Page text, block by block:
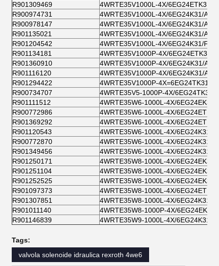
R901309469
4WRTE35V1000L-4X/6EG24ETK31/
R900974731
4WRTE35V1000L-4X/6EG24K31/A1M
R900978147
4WRTE35V1000L-4X/6EG24K31/A5M
R901135021
4WRTE35V1000L-4X/6EG24K31/
R901204542
4WRTE35V1000L-4X/6EG24K31/F1M
R901134181
4WRTE35V1000P-4X/6EG24ETK31/
R901360910
4WRTE35V1000P-4X/6EG24K31/A1M
R901116120
4WRTE35V1000P-4X/6EG24K31/
R901294422
4WRTE35V1000P-4X=6EG24TK31/
R900734707
4WRTE35V5-1000P-4X/6EG24TK31/
R901111512
4WRTE35W6-1000L-4X/6EG24EK31/
R900772986
4WRTE35W6-1000L-4X/
R901369292
4WRTE35W6-1000L-4X/
R901120543
4WRTE35W6-1000L-4X/6EG24K31/
R900772870
4WRTE35W6-1000L-4X/6EG24K31/
R901349456
4WRTE35W6-1000L-4X/6EG24K31/
R901250171
4WRTE35W8-1000L-4X/6EG24EK31/
R901251104
4WRTE35W8-1000L-4X/6EG24EK31/
R901252525
4WRTE35W8-1000L-4X/6EG24EK31/
R901097373
4WRTE35W8-1000L-4X/
R901307851
4WRTE35W8-1000L-4X/6EG24K31/
R901011140
4WRTE35W8-1000P-4X/6EG24EK31/
R901146839
4WRTE35W9-1000L-4X/6EG24K31/
Tags:
valvola solenoide idraulica rexroth 4we6